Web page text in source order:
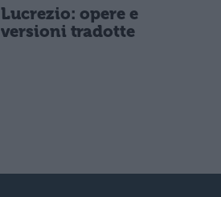
Lucrezio: opere e
versioni tradotte